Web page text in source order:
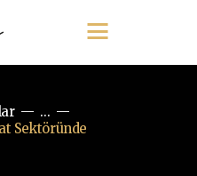
...
Sektöründe